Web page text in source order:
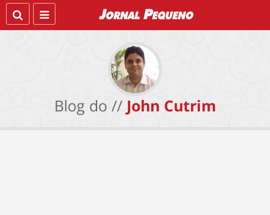
Blog do // John Cutrim